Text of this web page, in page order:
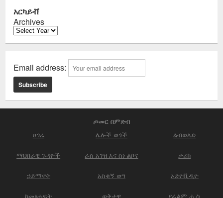
አርካይቭ
Archives
Email address:
ጦመር በምድብ
ሀገሬ ሌሎች ወጎች ልብወለድ
ማህበራዊ ጉዳዮች ራስ አገዝ እና ስነ ልቦና ታሪክ
ኃይማኖት አስቂኝ ወግ ኦድዮቪዲዮ
ከመፅሓፍት ወቅታዊ የፊልም ሒስ